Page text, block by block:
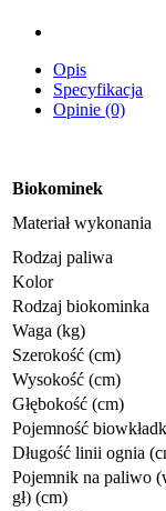
Opis
Specyfikacja
Opinie (0)
Biokominek
Materiał wykonania
Rodzaj paliwa
Kolor
Rodzaj biokominka
Waga (kg)
Szerokość (cm)
Wysokość (cm)
Głębokość (cm)
Pojemność
Długość linii ognia
Pojemnik na paliwo
gł) (cm)